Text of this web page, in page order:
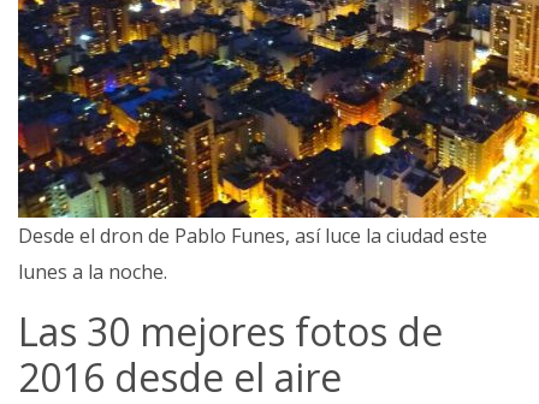
Desde el dron de Pablo Funes, así luce la ciudad este
lunes a la noche.
Las 30 mejores fotos de
2016 desde el aire